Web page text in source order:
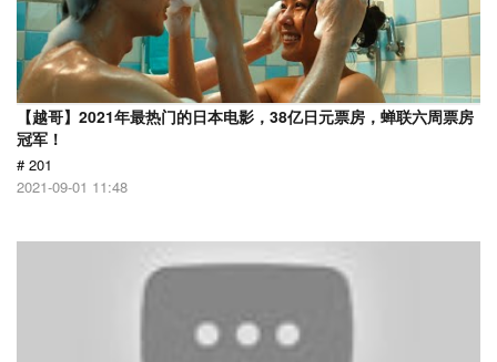
【越哥】2021年最热门的日本电影，38亿日元票房，蝉联六周票房
冠军！
# 201
2021-09-01 11:48